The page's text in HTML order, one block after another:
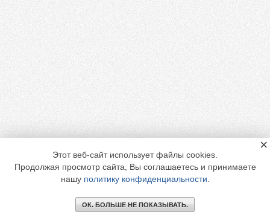
Этот веб-сайт использует файлы cookies.
Продолжая просмотр сайта, Вы соглашаетесь и принимаете
нашу политику конфиденциальности
ОК. БОЛЬШЕ НЕ ПОКАЗЫВАТЬ.
×